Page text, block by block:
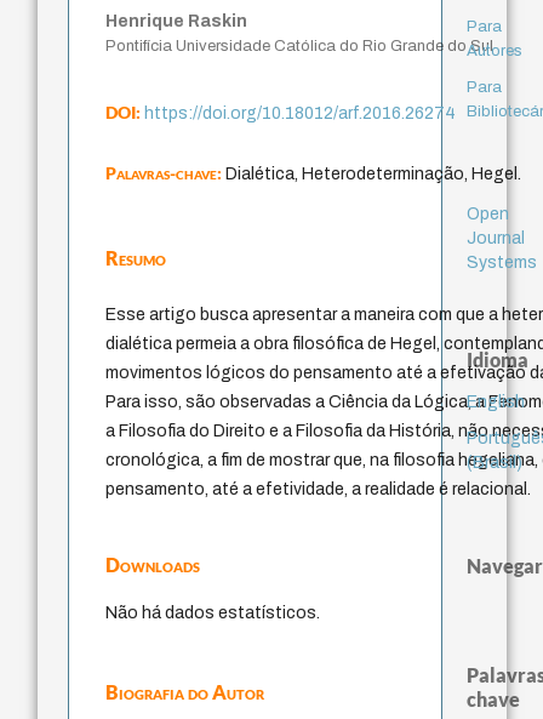
Henrique Raskin
Pontifícia Universidade Católica do Rio Grande do Sul
DOI:https://doi.org/10.18012/arf.2016.26274
Palavras-chave:Dialética, Heterodeterminação, Hegel.
Resumo
Esse artigo busca apresentar a maneira com que a
dialética permeia a obra filosófica de Hegel,
movimentos lógicos do pensamento até a efetivação
Para isso, são observadas a Ciência da Lógica, a
a Filosofia do Direito e a Filosofia da História, não
cronológica, a fim de mostrar que, na filosofia
pensamento, até a efetividade, a realidade é relacional.
Downloads
Não há dados estatísticos.
Biografia do Autor
Para
Autores
Para
Open
Journal
Systems
Idioma
English
(Brasil)
Navegar
chave